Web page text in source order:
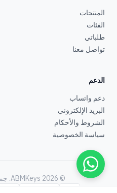
المنتجات
الفئات
طلباتي
تواصل معنا
الدعم
دعم واتساب
البريد الإلكتروني
الشروط والأحكام
سياسة الخصوصية
© 2026 ABMKeys.